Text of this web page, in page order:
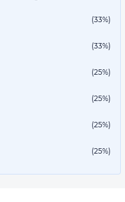
(33%)
(33%)
(25%)
(25%)
(25%)
(25%)